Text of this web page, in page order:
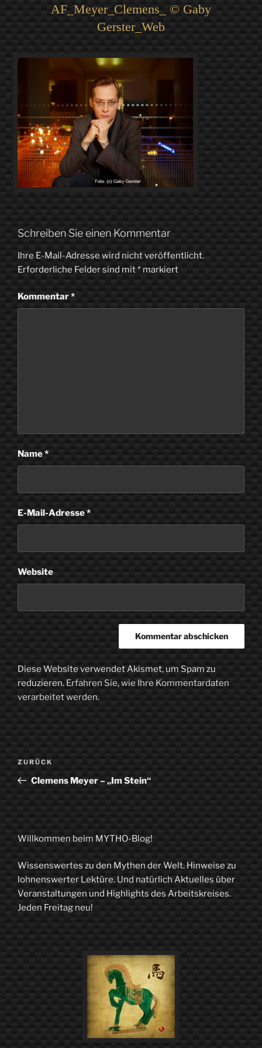
AF_Meyer_Clemens_ © Gaby
Gerster_Web
Schreiben Sie einen Kommentar
Ihre E-Mail-Adresse wird nicht veröffentlicht.
Erforderliche Felder sind mit* markiert
Kommentar*
Name*
E-Mail-Adresse*
Website
Diese Website verwendet Akismet, um Spam zu
reduzieren. Erfahren Sie, wie Ihre Kommentardaten
verarbeitet werden.
Beitragsnavigation
Vorheriger
Beitrag
ZURÜCK
Clemens Meyer – „Im Stein“
Willkommen beim MYTHO-Blog!
Wissenswertes zu den Mythen der Welt. Hinweise zu
lohnenswerter Lektüre. Und natürlich Aktuelles über
Veranstaltungen und Highlights des Arbeitskreises.
Jeden Freitag neu!